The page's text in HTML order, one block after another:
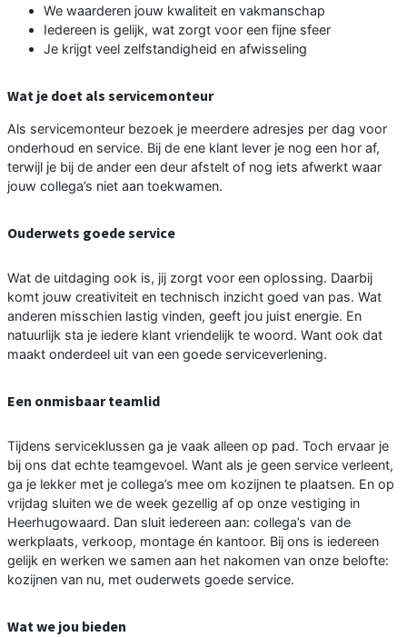
We waarderen jouw kwaliteit en vakmanschap
Iedereen is gelijk, wat zorgt voor een fijne sfeer
Je krijgt veel zelfstandigheid en afwisseling
Wat je doet als servicemonteur
Als servicemonteur bezoek je meerdere adresjes per dag voor
onderhoud en service. Bij de ene klant lever je nog een hor af,
terwijl je bij de ander een deur afstelt of nog iets afwerkt waar
jouw collega’s niet aan toekwamen.
Ouderwets goede service
Wat de uitdaging ook is, jij zorgt voor een oplossing. Daarbij
komt jouw creativiteit en technisch inzicht goed van pas. Wat
anderen misschien lastig vinden, geeft jou juist energie. En
natuurlijk sta je iedere klant vriendelijk te woord. Want ook dat
maakt onderdeel uit van een goede serviceverlening.
Een onmisbaar teamlid
Tijdens serviceklussen ga je vaak alleen op pad. Toch ervaar je
bij ons dat echte teamgevoel. Want als je geen service verleent,
ga je lekker met je collega’s mee om kozijnen te plaatsen. En op
vrijdag sluiten we de week gezellig af op onze vestiging in
Heerhugowaard. Dan sluit iedereen aan: collega’s van de
werkplaats, verkoop, montage én kantoor. Bij ons is iedereen
gelijk en werken we samen aan het nakomen van onze belofte:
kozijnen van nu, met ouderwets goede service.
Wat we jou bieden